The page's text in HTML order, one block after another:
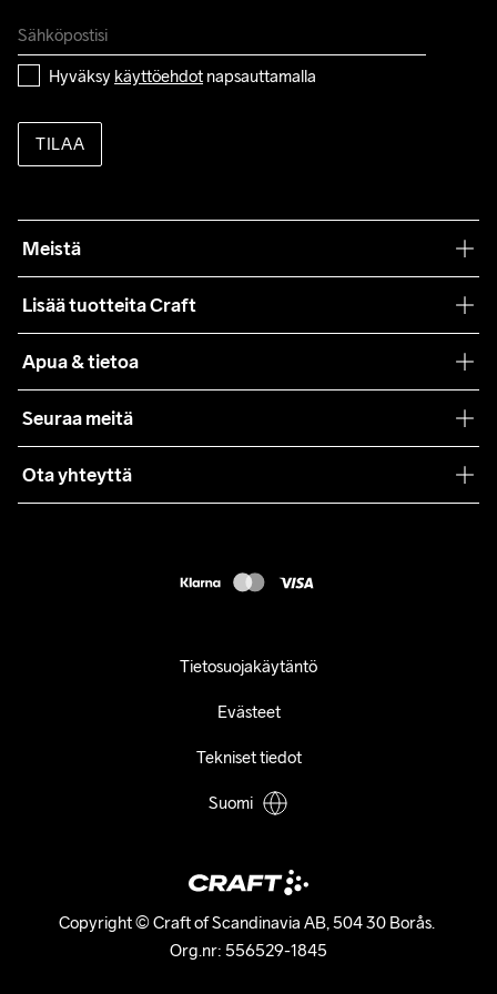
Hyväksy käyttöehdot napsauttamalla
TILAA
Meistä
Lisää tuotteita Craft
Yhteistyöt
Lehdistö
Apua & tietoa
Käyttöehdot
Asiakaspalvelu
Seuraa meitä
Ota yhteyttä
Copyright © Craft of Scandinavia AB, 504 30 Borås.
Org.nr: 556529-1845
Tietosuojakäytäntö
Evästeet
Tekniset tiedot
Suomi